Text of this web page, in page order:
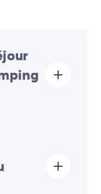
lors
sur place.